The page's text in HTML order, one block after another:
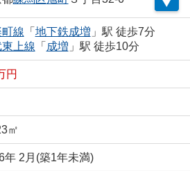
線 「 地下鉄成増 」駅 徒歩7分
上線 「 成増 」駅 徒歩10分
円
㎡
年 2月(築1年未満)